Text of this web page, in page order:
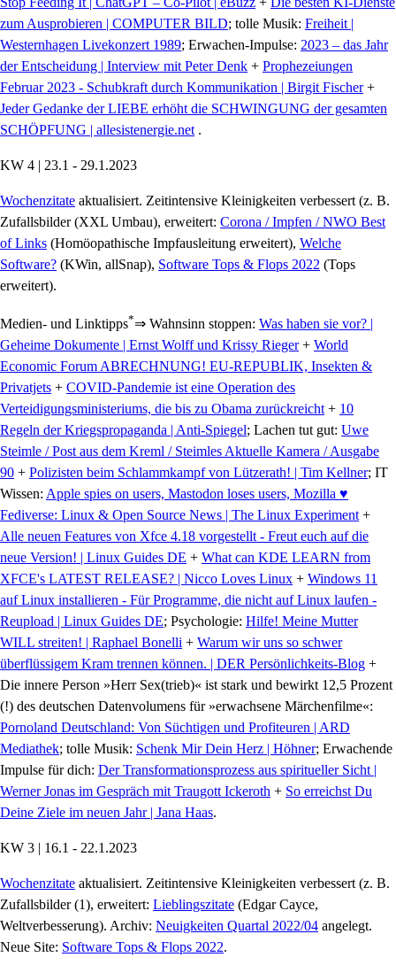
zum Ausprobieren | COMPUTER BILD; tolle Musik: Freiheit |
Westernhagen Livekonzert 1989; Erwachen-Impulse: 2023 – das Jahr
der Entscheidung | Interview mit Peter Denk + Prophezeiungen
Februar 2023 - Schubkraft durch Kommunikation | Birgit Fischer+
Jeder Gedanke der LIEBE erhöht die SCHWINGUNG der gesamten
SCHÖPFUNG | allesistenergie.net .
KW 4 | 23.1 - 29.1.2023
Wochenzitate aktualisiert. Zeitintensive Kleinigkeiten verbessert (z. B.
Zufallsbilder (XXL Umbau), erweitert: Corona / Impfen / NWO Best
of Links (Homöopathische Impfausleitung erweitert), Welche
Software? (KWin, allSnap), Software Tops & Flops 2022 (Tops
erweitert).
Medien- und Linktipps*⇒ Wahnsinn stoppen: Was haben sie vor? |
Geheime Dokumente | Ernst Wolff und Krissy Rieger+ World
Economic Forum ABRECHNUNG! EU-REPUBLIK, Insekten &
Privatjets + COVID-Pandemie ist eine Operation des
Verteidigungsministeriums, die bis zu Obama zurückreicht + 10
Regeln der Kriegspropaganda | Anti-Spiegel; Lachen tut gut: Uwe
Steimle / Post aus dem Kreml / Steimles Aktuelle Kamera / Ausgabe
90 + Polizisten beim Schlammkampf von Lützerath! | Tim Kellner; IT
Wissen: Apple spies on users, Mastodon loses users, Mozilla ♥️
Fediverse: Linux & Open Source News | The Linux Experiment +
Alle neuen Features von Xfce 4.18 vorgestellt - Freut euch auf die
neue Version! | Linux Guides DE + What can KDE LEARN from
XFCE's LATEST RELEASE? | Nicco Loves Linux + Windows 11
auf Linux installieren - Für Programme, die nicht auf Linux laufen -
Reupload | Linux Guides DE; Psychologie: Hilfe! Meine Mutter
WILL streiten! | Raphael Bonelli + Warum wir uns so schwer
überflüssigem Kram trennen können. | DER Persönlichkeits-Blog +
Die innere Person »Herr Sex(trieb)« ist stark und bewirkt 12,5 Prozent
(!) des deutschen Datenvolumens für »erwachsene Märchenfilme«:
Pornoland Deutschland: Von Süchtigen und Profiteuren | ARD
Mediathek; tolle Musik: Schenk Mir Dein Herz | Höhner; Erwachende
Impulse für dich: Der Transformationsprozess aus spiritueller Sicht |
Werner Jonas im Gespräch mit Traugott Ickeroth + So erreichst Du
Deine Ziele im neuen Jahr | Jana Haas.
KW 3 | 16.1 - 22.1.2023
Wochenzitate aktualisiert. Zeitintensive Kleinigkeiten verbessert (z. B.
Zufallsbilder (1), erweitert: Lieblingszitate (Edgar Cayce,
Weltverbesserung). Archiv: Neuigkeiten Quartal 2022/04 angelegt.
Neue Site: Software Tops & Flops 2022.